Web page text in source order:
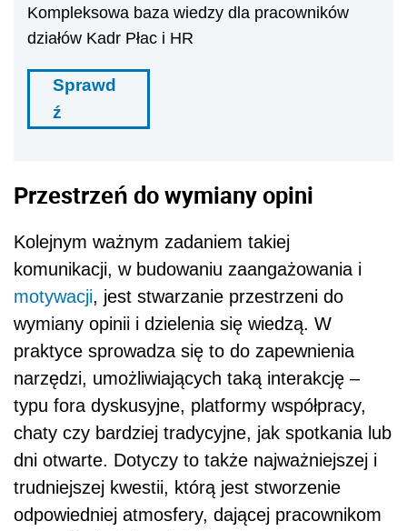
Kompleksowa baza wiedzy dla pracowników
działów Kadr Płac i HR
Sprawd
ź
Przestrzeń do wymiany opini
Kolejnym ważnym zadaniem takiej
komunikacji, w budowaniu zaangażowania i
motywacji, jest stwarzanie przestrzeni do
wymiany opinii i dzielenia się wiedzą. W
praktyce sprowadza się to do zapewnienia
narzędzi, umożliwiających taką interakcję –
typu fora dyskusyjne, platformy współpracy,
chaty czy bardziej tradycyjne, jak spotkania lub
dni otwarte. Dotyczy to także najważniejszej i
trudniejszej kwestii, którą jest stworzenie
odpowiedniej atmosfery, dającej pracownikom